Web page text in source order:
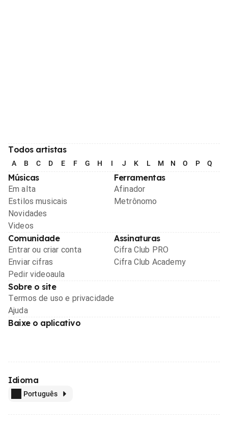
Todos artistas
A B C D E F G H I J K L M N O P Q
Músicas
Em alta
Estilos musicais
Novidades
Videos
Ferramentas
Afinador
Metrônomo
Comunidade
Entrar ou criar conta
Enviar cifras
Pedir videoaula
Assinaturas
Cifra Club PRO
Cifra Club Academy
Sobre o site
Termos de uso e privacidade
Ajuda
Baixe o aplicativo
Idioma
Português